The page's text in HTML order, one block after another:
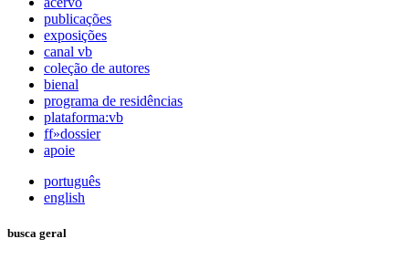
publicações
exposições
canal vb
coleção de autores
bienal
programa de residências
plataforma:vb
ff»dossier
apoie
português
english
busca geral